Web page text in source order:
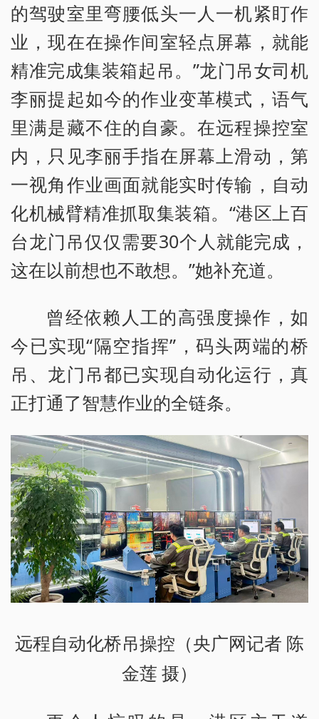
的驾驶室里弯腰低头一人一机紧盯作
业，现在在操作间室轻点屏幕，就能
精准完成集装箱起吊。”龙门吊女司机
李丽提起如今的作业变革模式，语气
里满是藏不住的自豪。在远程操控室
内，只见李丽手指在屏幕上滑动，第
一视角作业画面就能实时传输，自动
化机械臂精准抓取集装箱。“港区上百
台龙门吊仅仅需要30个人就能完成，
这在以前想也不敢想。”她补充道。
曾经依赖人工的高强度操作，如
今已实现“隔空指挥”，码头两端的桥
吊、龙门吊都已实现自动化运行，真
正打通了智慧作业的全链条。
远程自动化桥吊操控（央广网记者 陈
金莲 摄）